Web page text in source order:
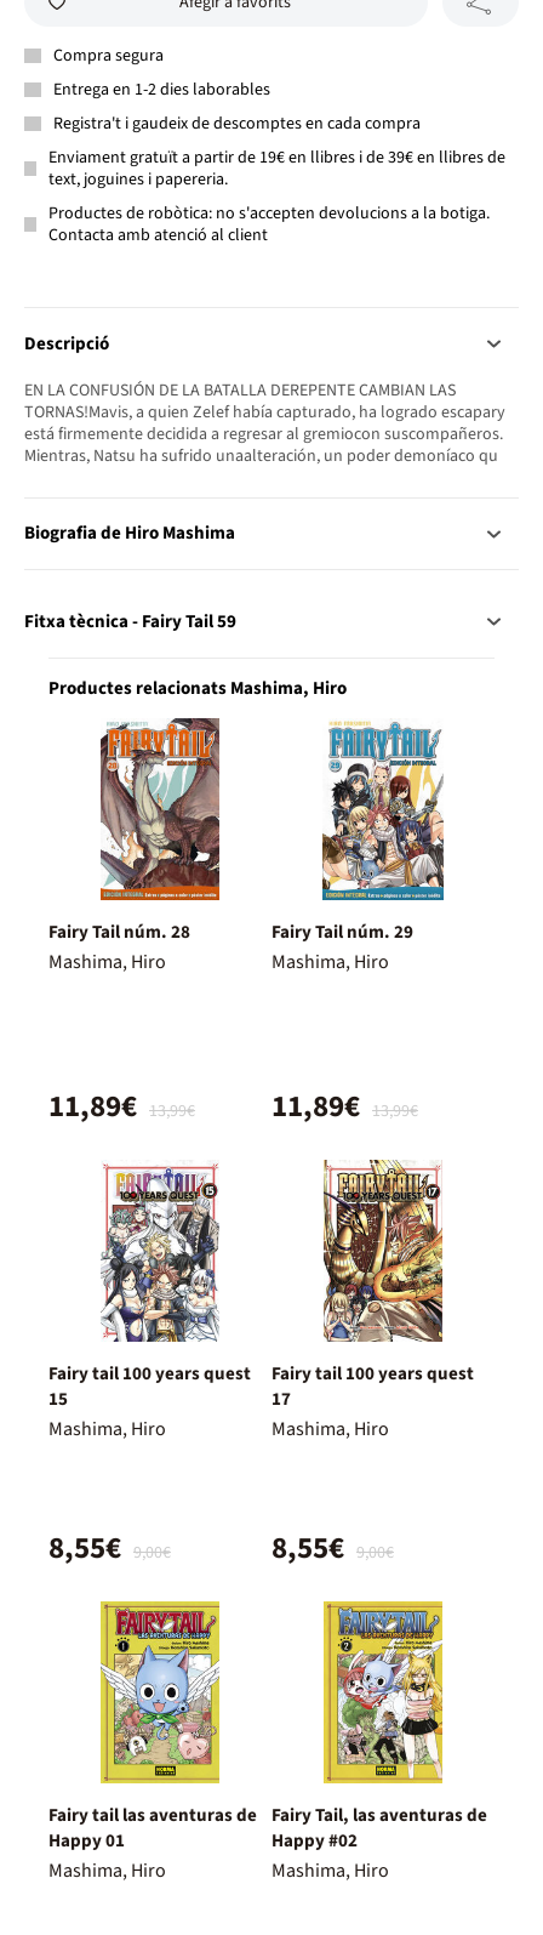
Compra segura
Entrega en 1-2 dies laborables
Registra't i gaudeix de descomptes en cada compra
Enviament gratuït a partir de 19€ en llibres i de 39€ en llibres de
text, joguines i papereria.
Productes de robòtica: no s'accepten devolucions a la botiga.
Contacta amb atenció al client
Descripció
EN LA CONFUSIÓN DE LA BATALLA DEREPENTE CAMBIAN LAS
TORNAS!Mavis, a quien Zelef había capturado, ha logrado escapary
está firmemente decidida a regresar al gremiocon suscompañeros.
Mientras, Natsu ha sufrido unaalteración, un poder demoníaco qu
Biografia de Hiro Mashima
Fitxa tècnica - Fairy Tail 59
Productes relacionats Mashima, Hiro
Fairy Tail núm. 28
Mashima, Hiro
13,99€
11,89€
Fairy Tail núm. 29
Mashima, Hiro
13,99€
11,89€
Fairy tail 100 years quest
15
Mashima, Hiro
9,00€
8,55€
Fairy tail 100 years quest
17
Mashima, Hiro
9,00€
8,55€
Fairy tail las aventuras de
Happy 01
Mashima, Hiro
Fairy Tail, las aventuras de
Happy #02
Mashima, Hiro